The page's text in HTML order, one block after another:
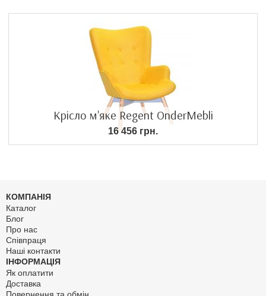
Крісло м'яке Regent OnderMebli
16 456 грн.
КОМПАНІЯ
Каталог
Блог
Про нас
Співпраця
Наші контакти
ІНФОРМАЦІЯ
Як оплатити
Доставка